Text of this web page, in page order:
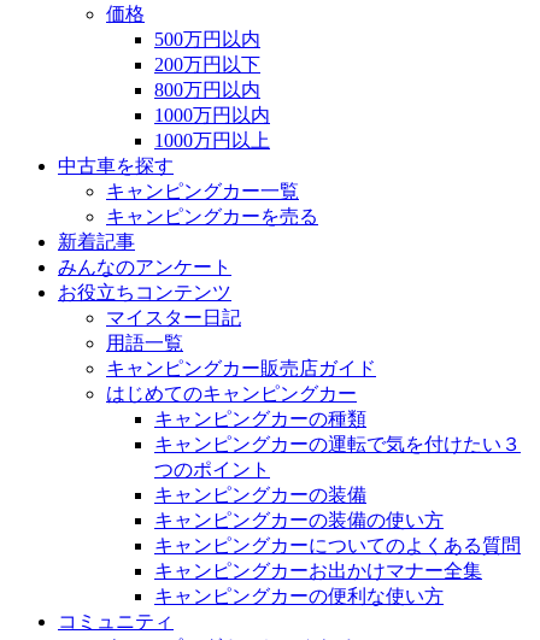
価格
500万円以内
200万円以下
800万円以内
1000万円以内
1000万円以上
中古車を探す
キャンピングカー一覧
キャンピングカーを売る
新着記事
みんなのアンケート
お役立ちコンテンツ
マイスター日記
用語一覧
キャンピングカー販売店ガイド
はじめてのキャンピングカー
キャンピングカーの種類
キャンピングカーの運転で気を付けたい３
つのポイント
キャンピングカーの装備
キャンピングカーの装備の使い方
キャンピングカーについてのよくある質問
キャンピングカーお出かけマナー全集
キャンピングカーの便利な使い方
コミュニティ